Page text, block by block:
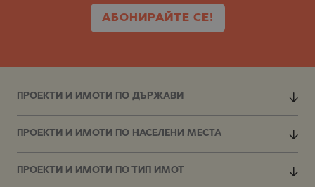
АБОНИРАЙТЕ СЕ!
ПРОЕКТИ И ИМОТИ ПО ДЪРЖАВИ
ПРОЕКТИ И ИМОТИ ПО НАСЕЛЕНИ МЕСТА
ПРОЕКТИ И ИМОТИ ПО ТИП ИМОТ